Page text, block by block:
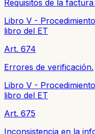
Requisitos de la
Libro V - Procedimiento
libro del ET
Art. 674
Errores de verificación.
Libro V - Procedimiento
libro del ET
Art. 675
Inconsistencia en la